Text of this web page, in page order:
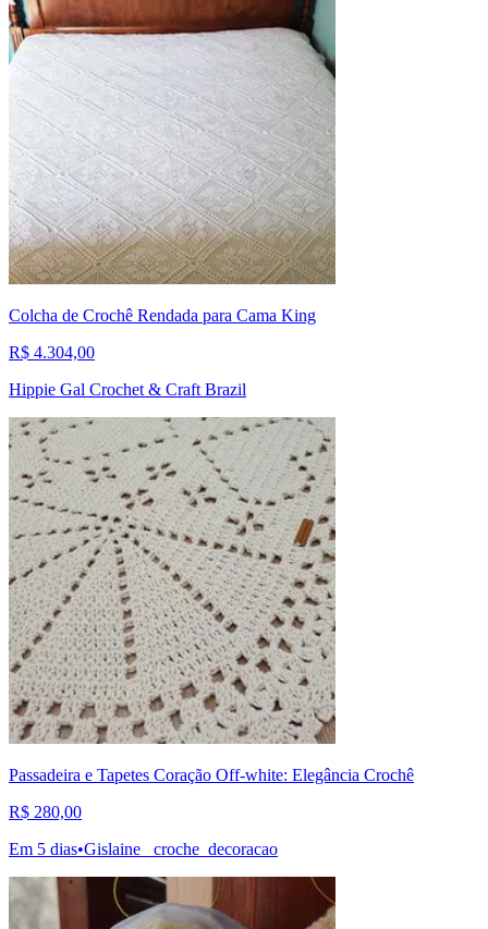
Colcha de Crochê Rendada para Cama King
R$ 4.304,00
Hippie Gal Crochet & Craft Brazil
Passadeira e Tapetes Coração Off-white: Elegância Crochê
R$ 280,00
Em 5 dias•Gislaine_ croche_decoracao